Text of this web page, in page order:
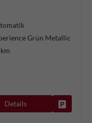
Grün Metallic
Details